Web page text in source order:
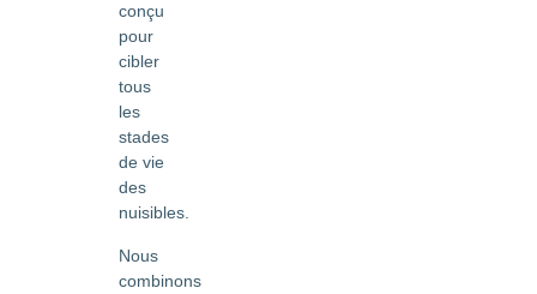
conçu
pour
cibler
tous
les
stades
de vie
des
nuisibles.
Nous
combinons